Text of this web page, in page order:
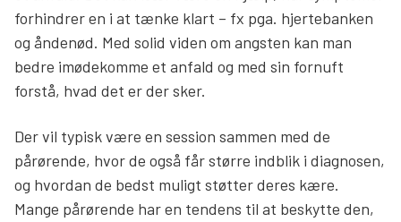
forhindrer en i at tænke klart – fx pga. hjertebanken
og åndenød. Med solid viden om angsten kan man
bedre imødekomme et anfald og med sin fornuft
forstå, hvad det er der sker.
Der vil typisk være en session sammen med de
pårørende, hvor de også får større indblik i diagnosen,
og hvordan de bedst muligt støtter deres kære.
Mange pårørende har en tendens til at beskytte den,